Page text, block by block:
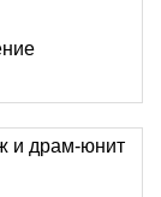
и драм-юнит